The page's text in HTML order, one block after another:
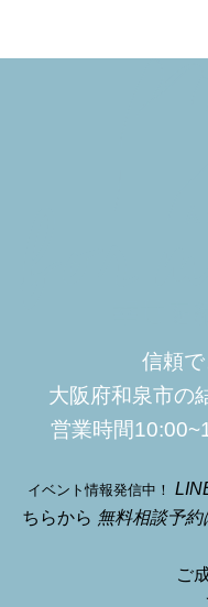
信頼
大阪府和泉市の
営業時間
イベント情報発信中！
ちらから 無料相談予約
ご